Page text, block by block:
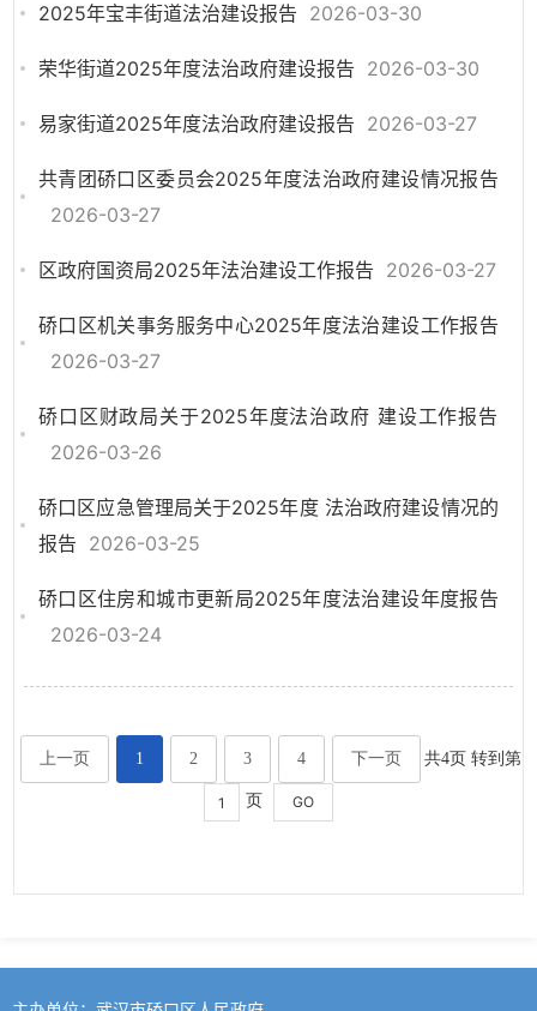
2025年宝丰街道法治建设报告 2026-03-30
荣华街道2025年度法治政府建设报告 2026-03-30
易家街道2025年度法治政府建设报告 2026-03-27
共青团硚口区委员会2025年度法治政府建设情况报告
2026-03-27
区政府国资局2025年法治建设工作报告 2026-03-27
硚口区机关事务服务中心2025年度法治建设工作报告
2026-03-27
硚口区财政局关于2025年度法治政府 建设工作报告
2026-03-26
硚口区应急管理局关于2025年度 法治政府建设情况的
报告 2026-03-25
硚口区住房和城市更新局2025年度法治建设年度报告
2026-03-24
上一页 1 2 3 4 下一页 共4页 转到第
页